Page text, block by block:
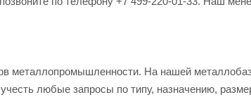
металлопромышленности. На нашей
любые запросы по типу, назначению,